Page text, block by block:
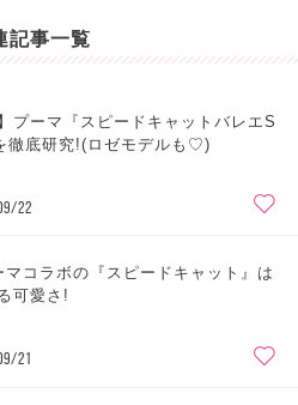
記事一覧
プーマ『スピードキャットバレエS
徹底研究!(ロゼモデルも♡)
22
マコラボの『スピードキャット』は
可愛さ!
21